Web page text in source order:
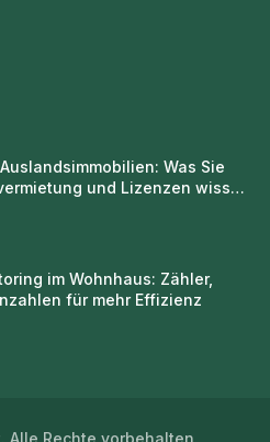
Was Sie
und Lizenzen wissen
im Wohnhaus: Zähler,
für mehr Effizienz
Rechte vorbehalten